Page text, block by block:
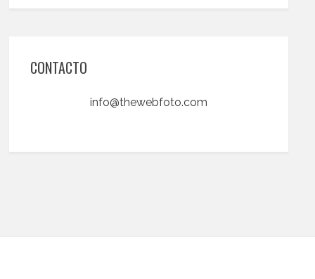
CONTACTO
info@thewebfoto.com